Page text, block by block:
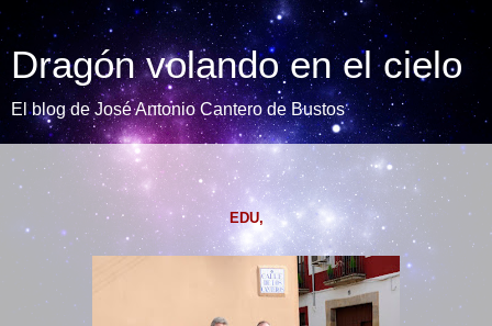
Dragón volando en el cielo
El blog de José Antonio Cantero de Bustos
EDU,